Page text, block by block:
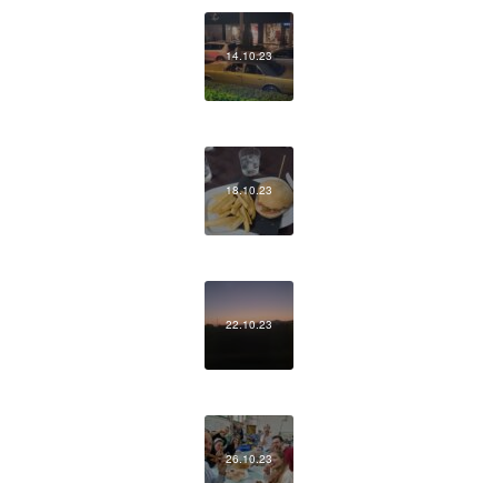
14.10.23
18.10.23
22.10.23
26.10.23